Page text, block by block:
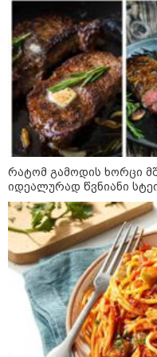
კატეგორიის
რატომ გამოდის ხორცი
იდეალურად წვნიანი